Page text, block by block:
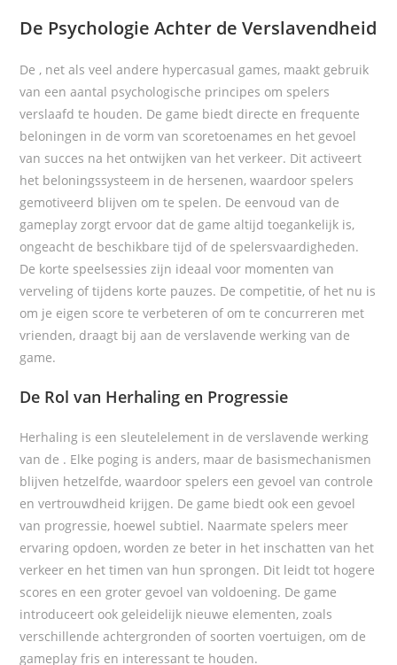
De Psychologie Achter de Verslavendheid
De , net als veel andere hypercasual games, maakt gebruik
van een aantal psychologische principes om spelers
verslaafd te houden. De game biedt directe en frequente
beloningen in de vorm van scoretoenames en het gevoel
van succes na het ontwijken van het verkeer. Dit activeert
het beloningssysteem in de hersenen, waardoor spelers
gemotiveerd blijven om te spelen. De eenvoud van de
gameplay zorgt ervoor dat de game altijd toegankelijk is,
ongeacht de beschikbare tijd of de spelersvaardigheden.
De korte speelsessies zijn ideaal voor momenten van
verveling of tijdens korte pauzes. De competitie, of het nu is
om je eigen score te verbeteren of om te concurreren met
vrienden, draagt bij aan de verslavende werking van de
game.
De Rol van Herhaling en Progressie
Herhaling is een sleutelelement in de verslavende werking
van de . Elke poging is anders, maar de basismechanismen
blijven hetzelfde, waardoor spelers een gevoel van controle
en vertrouwdheid krijgen. De game biedt ook een gevoel
van progressie, hoewel subtiel. Naarmate spelers meer
ervaring opdoen, worden ze beter in het inschatten van het
verkeer en het timen van hun sprongen. Dit leidt tot hogere
scores en een groter gevoel van voldoening. De game
introduceert ook geleidelijk nieuwe elementen, zoals
verschillende achtergronden of soorten voertuigen, om de
gameplay fris en interessant te houden.